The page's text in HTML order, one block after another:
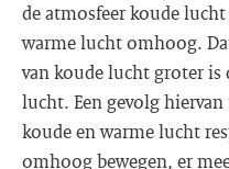
de atmosfeer koude
warme lucht omhoog.
van koude lucht groter is
lucht. Een gevolg
koude en warme lucht
omhoog bewegen, er